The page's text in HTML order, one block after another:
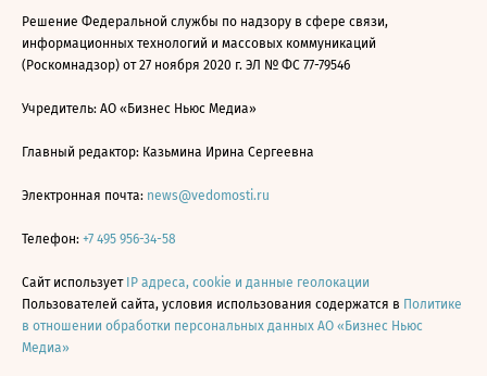
Решение Федеральной службы по надзору в сфере связи,
информационных технологий и массовых коммуникаций
(Роскомнадзор) от 27 ноября 2020 г. ЭЛ № ФС 77-79546
Учредитель: АО «Бизнес Ньюс Медиа»
Главный редактор: Казьмина Ирина Сергеевна
Электронная почта: news@vedomosti.ru
Телефон: +7 495 956-34-58
Сайт использует IP адреса, cookie и данные геолокации
Пользователей сайта, условия использования содержатся в Политике
в отношении обработки персональных данных АО «Бизнес Ньюс
Медиа»